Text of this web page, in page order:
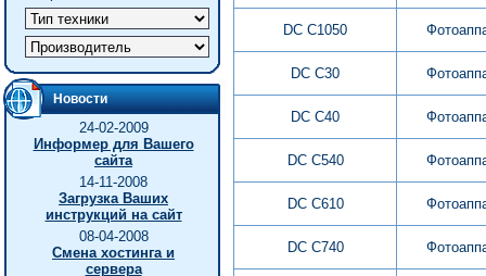
Новости
24-02-2009
Информер для Вашего
сайта
14-11-2008
Загрузка Ваших
инструкций на сайт
08-04-2008
Смена хостинга и
сервера
DC C1050
DC C30
DC C40
DC C540
DC C610
DC C740